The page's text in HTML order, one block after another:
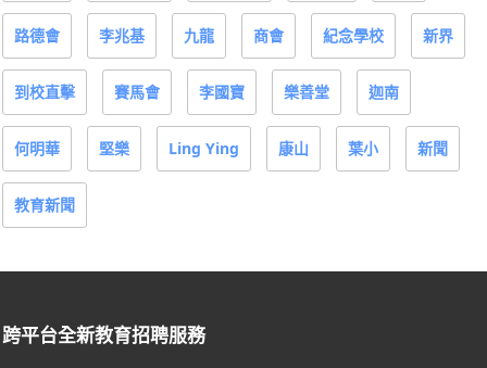
路德會 李兆基 九龍 商會 紀念學校 新界
到校直擊 賽馬會 李國寶 樂善堂 迦南
何明華 堅樂 Ling Ying 康山 葉小 新聞
教育新聞
跨平台全新教育招聘服務